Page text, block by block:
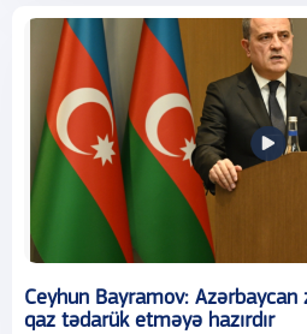
Ceyhun Bayramov:
qaz tədarük etməyə hazırdır